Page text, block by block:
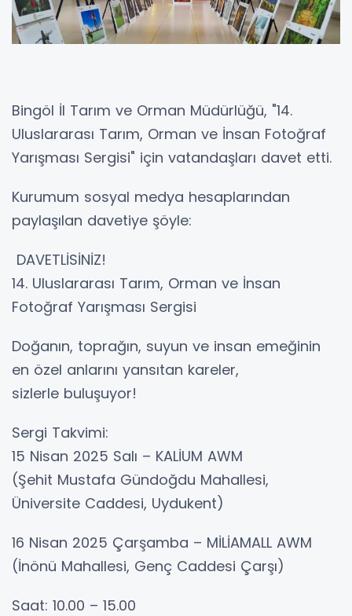
Bingöl İl Tarım ve Orman Müdürlüğü, "14.
Uluslararası Tarım, Orman ve İnsan Fotoğraf
Yarışması Sergisi" için vatandaşları davet etti.
Kurumum sosyal medya hesaplarından
paylaşılan davetiye şöyle:
DAVETLİSİNİZ!
14. Uluslararası Tarım, Orman ve İnsan
Fotoğraf Yarışması Sergisi
Doğanın, toprağın, suyun ve insan emeğinin
en özel anlarını yansıtan kareler,
sizlerle buluşuyor!
Sergi Takvimi:
15 Nisan 2025 Salı – KALİUM AWM
(Şehit Mustafa Gündoğdu Mahallesi,
Üniversite Caddesi, Uydukent)
16 Nisan 2025 Çarşamba – MİLİAMALL AWM
(İnönü Mahallesi, Genç Caddesi Çarşı)
Saat: 10.00 – 15.00